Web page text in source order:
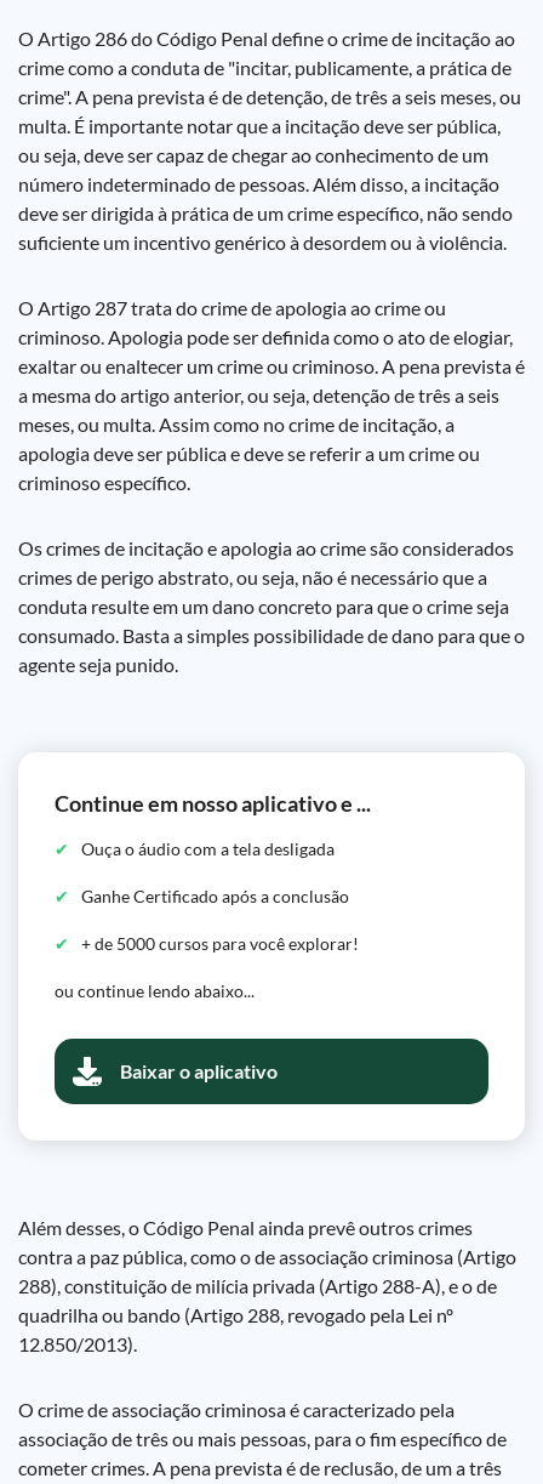
O Artigo 286 do Código Penal define o crime de incitação ao
crime como a conduta de "incitar, publicamente, a prática de
crime". A pena prevista é de detenção, de três a seis meses, ou
multa. É importante notar que a incitação deve ser pública,
ou seja, deve ser capaz de chegar ao conhecimento de um
número indeterminado de pessoas. Além disso, a incitação
deve ser dirigida à prática de um crime específico, não sendo
suficiente um incentivo genérico à desordem ou à violência.
O Artigo 287 trata do crime de apologia ao crime ou
criminoso. Apologia pode ser definida como o ato de elogiar,
exaltar ou enaltecer um crime ou criminoso. A pena prevista é
a mesma do artigo anterior, ou seja, detenção de três a seis
meses, ou multa. Assim como no crime de incitação, a
apologia deve ser pública e deve se referir a um crime ou
criminoso específico.
Os crimes de incitação e apologia ao crime são considerados
crimes de perigo abstrato, ou seja, não é necessário que a
conduta resulte em um dano concreto para que o crime seja
consumado. Basta a simples possibilidade de dano para que o
agente seja punido.
Continue em nosso aplicativo e ...
Ouça o áudio com a tela desligada
Ganhe Certificado após a conclusão
+ de 5000 cursos para você explorar!
ou continue lendo abaixo...
Baixar o aplicativo
Além desses, o Código Penal ainda prevê outros crimes
contra a paz pública, como o de associação criminosa (Artigo
288), constituição de milícia privada (Artigo 288-A), e o de
quadrilha ou bando (Artigo 288, revogado pela Lei nº
12.850/2013).
O crime de associação criminosa é caracterizado pela
associação de três ou mais pessoas, para o fim específico de
cometer crimes. A pena prevista é de reclusão, de um a três